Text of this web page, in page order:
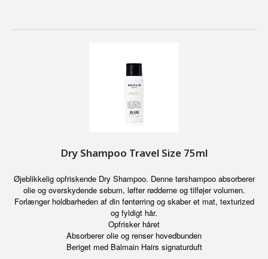
Dry Shampoo Travel Size 75ml
Øjeblikkelig opfriskende Dry Shampoo. Denne tørshampoo absorberer
olie og overskydende sebum, løfter rødderne og tilføjer volumen.
Forlænger holdbarheden af din føntørring og skaber et mat, texturized
og fyldigt hår.
Opfrisker håret
Absorberer olie og renser hovedbunden
Beriget med Balmain Hairs signaturduft